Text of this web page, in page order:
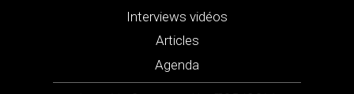
Interviews vidéos
Articles
Agenda